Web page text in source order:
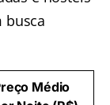
busca
Médio